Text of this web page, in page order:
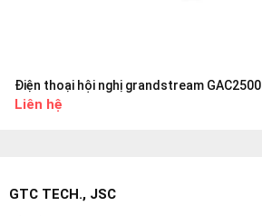
Điện thoại hội nghị grandstream GAC2500
Liên hệ
GTC TECH., JSC